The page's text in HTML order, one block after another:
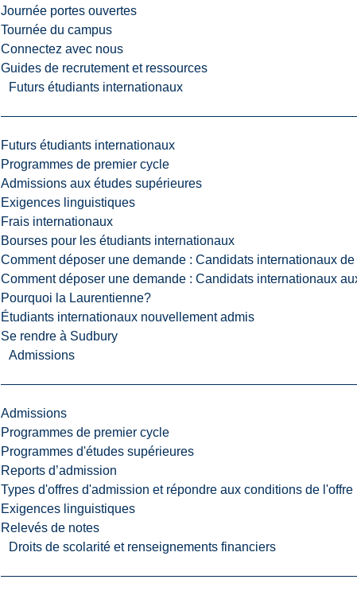
Journée portes ouvertes
Tournée du campus
Connectez avec nous
Guides de recrutement et ressources
Futurs étudiants internationaux
Futurs étudiants internationaux
Programmes de premier cycle
Admissions aux études supérieures
Exigences linguistiques
Frais internationaux
Bourses pour les étudiants internationaux
Comment déposer une demande : Candidats internationaux
Comment déposer une demande : Candidats internationaux
Pourquoi la Laurentienne?
Étudiants internationaux nouvellement admis
Se rendre à Sudbury
Admissions
Admissions
Programmes de premier cycle
Programmes d'études supérieures
Reports d’admission
Types d'offres d'admission et répondre aux conditions de l'offre
Exigences linguistiques
Relevés de notes
Droits de scolarité et renseignements financiers